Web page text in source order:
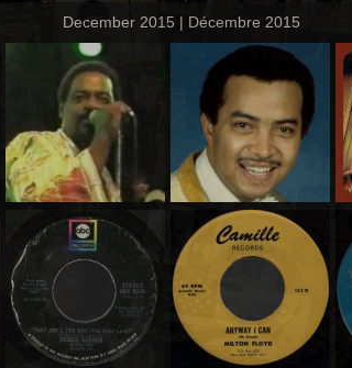
December 2015 | Décembre 2015